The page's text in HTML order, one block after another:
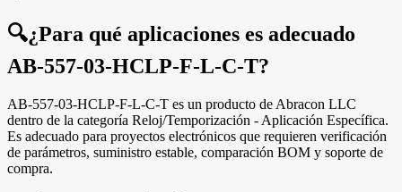
🔍¿Para qué aplicaciones es adecuado
AB-557-03-HCLP-F-L-C-T?
AB-557-03-HCLP-F-L-C-T es un producto de Abracon LLC
dentro de la categoría Reloj/Temporización - Aplicación Específica.
Es adecuado para proyectos electrónicos que requieren verificación
de parámetros, suministro estable, comparación BOM y soporte de
compra.